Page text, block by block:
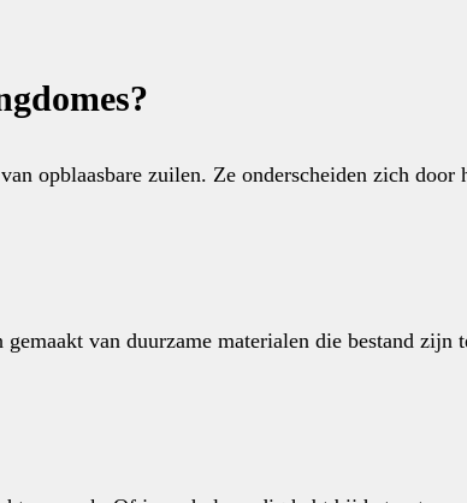
opblaasbare zuilen. Ze onderscheiden zich
van duurzame materialen die bestand